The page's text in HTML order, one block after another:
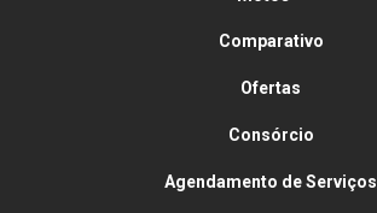
Comparativo
Ofertas
Consórcio
Agendamento de Serviços